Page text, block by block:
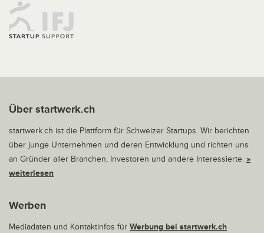
Über startwerk.ch
startwerk.ch ist die Plattform für Schweizer Startups. Wir berichten
über junge Unternehmen und deren Entwicklung und richten uns
an Gründer aller Branchen, Investoren und andere Interessierte. »
weiterlesen
Werben
Mediadaten und Kontaktinfos für Werbung bei startwerk.ch